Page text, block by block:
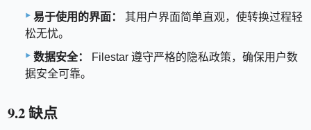
易于使用的界面：
其用户界面简单直观，使转换过程轻
松无忧。
数据安全：
Filestar 遵守严格的隐私政策，确保用户数
据安全可靠。
9.2 缺点